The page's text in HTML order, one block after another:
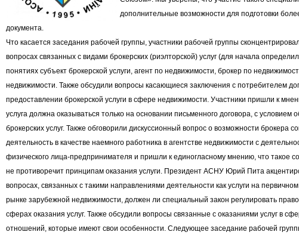
дополнительные возможности для подготовки
документа.
Что касается заседания рабочей группы, участники рабочей группы
вопросах связанных с видами брокерских (риэлторской) услуг (для начала
понятиях субъект брокерской услуги, агент по недвижимости, брокер по
недвижимости. Также обсудили вопросы касающиеся заключения с потребителем
предоставлении брокерской услуги в сфере недвижимости. Участники пришли к
услуга должна оказываться только на основании письменного договора, с условием
брокерских услуг. Также обговорили дискуссионный вопрос о возможности брокера
деятельность в качестве наемного работника в агентстве недвижимости с
физического лица-предпринимателя и пришли к единогласному мнению, что такое
не противоречит принципам оказания услуги. Президент АСНУ Юрий Пита
вопросах, связанных с такими направлениями деятельности как услуги на
рынке зарубежной недвижимости, должен ли специальный закон регулировать
сферах оказания услуг. Также обсудили вопросы связанные с оказаниями услуг в
отношений, которые имеют свои особенности. Следующее заседание рабочей